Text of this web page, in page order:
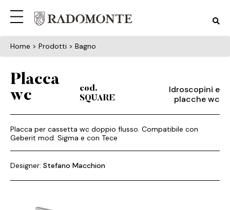
Home > Prodotti > Bagno
Placca
wc
cod.
SQUARE
Idroscopini e
placche wc
Placca per cassetta wc doppio flusso. Compatibile con
Geberit mod. Sigma e con Tece
Designer: Stefano Macchion